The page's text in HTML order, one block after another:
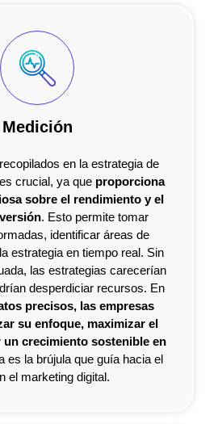
Medición
en la estrategia de
crucial, ya que proporciona
sobre el rendimiento y el
. Esto permite tomar
identificar áreas de
estrategia en tiempo real. Sin
las estrategias carecerían
desperdiciar recursos. En
precisos, las empresas
su enfoque, maximizar el
crecimiento sostenible en
es la brújula que guía hacia el
el marketing digital.